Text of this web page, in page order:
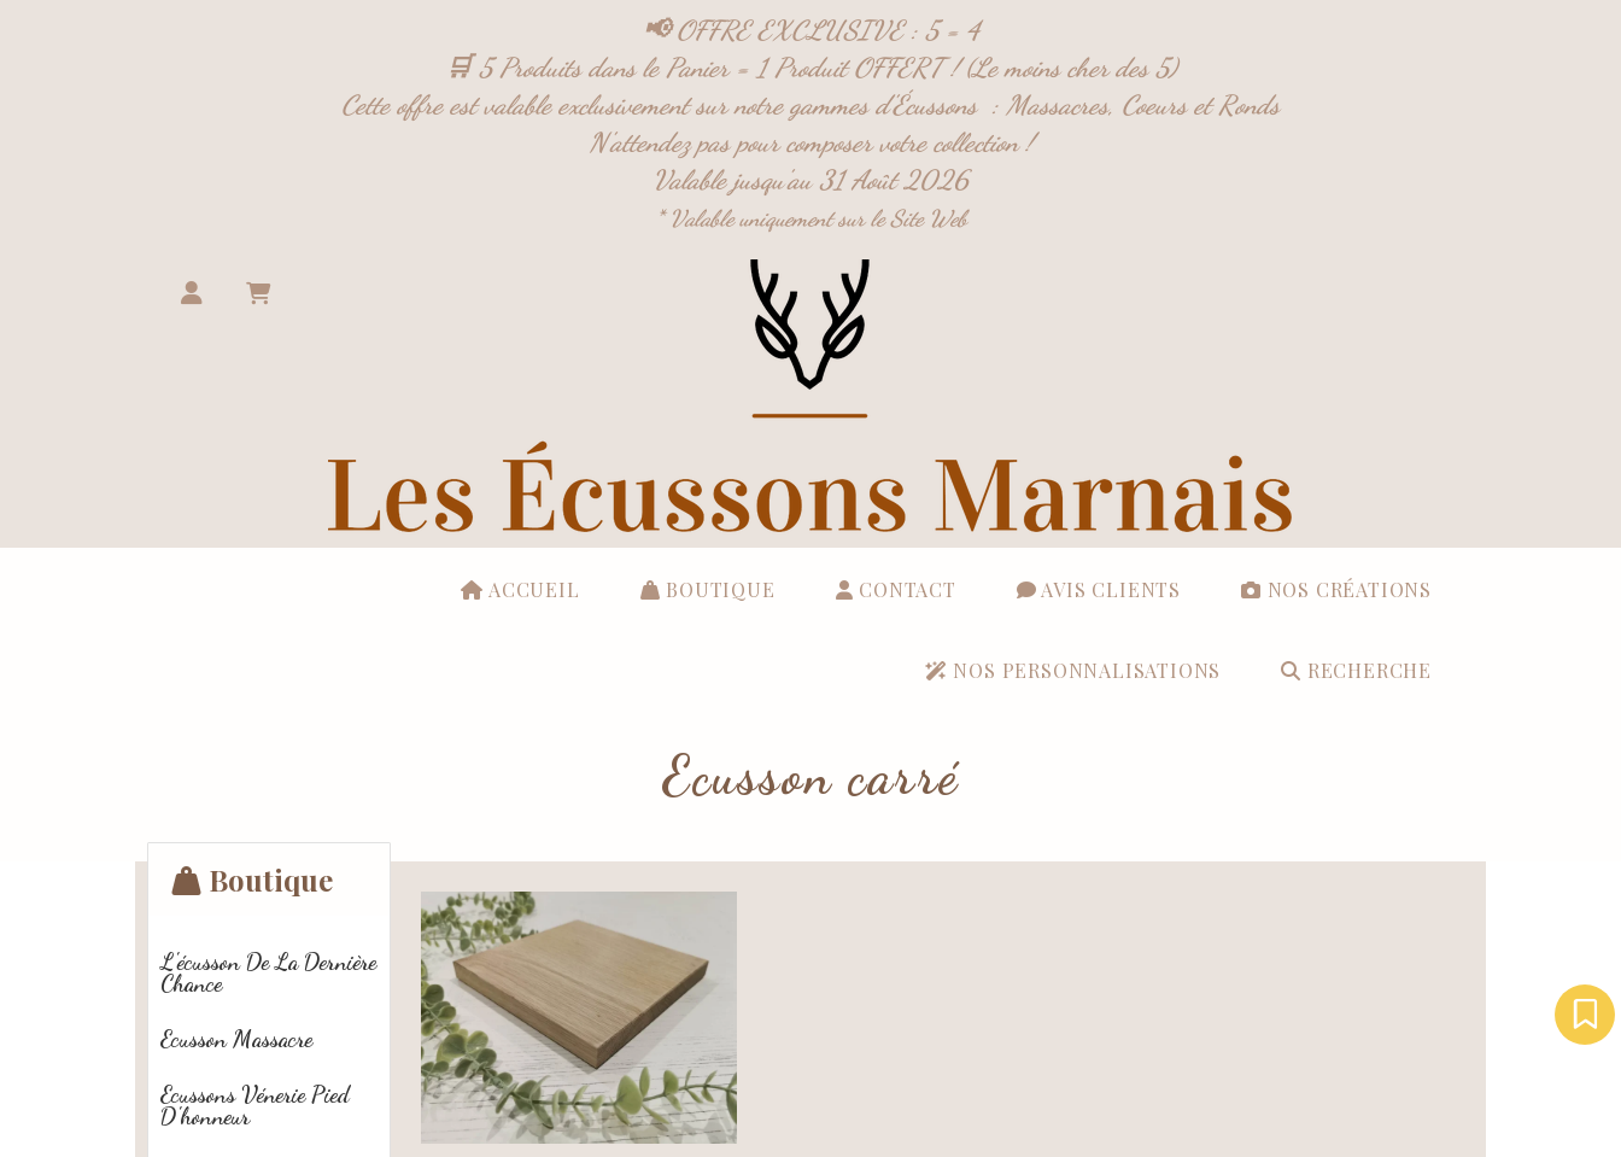
📢 OFFRE EXCLUSIVE : 5 = 4
🛒 5 Produits dans le Panier = 1 Produit OFFERT ! (Le moins cher des 5)
Cette offre est valable exclusivement sur notre gammes d'Écussons : Massacres, Coeurs etRonds
N'attendez pas pour composer votre collection !
Valable jusqu'au 31 Août 2026
* Valable uniquement sur le Site Web
ACCUEIL BOUTIQUE CONTACT AVIS CLIENTS NOS CRÉATIONS
NOS PERSONNALISATIONS RECHERCHE
Boutique
L'écusson De La Dernière
Chance
Ecusson Massacre
Ecussons Vénerie Pied
D'honneur
Ecusson carré